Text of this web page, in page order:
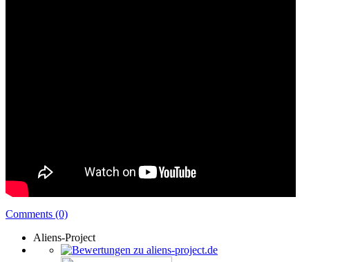
Comments (0)
Aliens-Project